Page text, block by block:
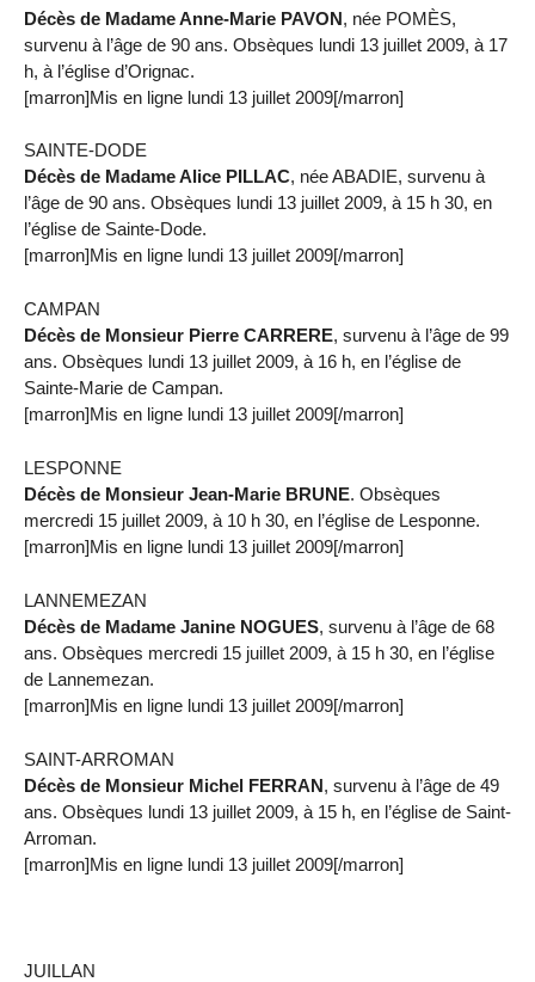
Décès de Madame Anne-Marie PAVON, née POMÈS,
survenu à l’âge de 90 ans. Obsèques lundi 13 juillet 2009, à 17
h, à l’église d’Orignac.
[marron]Mis en ligne lundi 13 juillet 2009[/marron]
SAINTE-DODE
Décès de Madame Alice PILLAC, née ABADIE, survenu à
l’âge de 90 ans. Obsèques lundi 13 juillet 2009, à 15 h 30, en
l’église de Sainte-Dode.
[marron]Mis en ligne lundi 13 juillet 2009[/marron]
CAMPAN
Décès de Monsieur Pierre CARRERE, survenu à l’âge de 99
ans. Obsèques lundi 13 juillet 2009, à 16 h, en l’église de
Sainte-Marie de Campan.
[marron]Mis en ligne lundi 13 juillet 2009[/marron]
LESPONNE
Décès de Monsieur Jean-Marie BRUNE. Obsèques
mercredi 15 juillet 2009, à 10 h 30, en l’église de Lesponne.
[marron]Mis en ligne lundi 13 juillet 2009[/marron]
LANNEMEZAN
Décès de Madame Janine NOGUES, survenu à l’âge de 68
ans. Obsèques mercredi 15 juillet 2009, à 15 h 30, en l’église
de Lannemezan.
[marron]Mis en ligne lundi 13 juillet 2009[/marron]
SAINT-ARROMAN
Décès de Monsieur Michel FERRAN, survenu à l’âge de 49
ans. Obsèques lundi 13 juillet 2009, à 15 h, en l’église de Saint-
Arroman.
[marron]Mis en ligne lundi 13 juillet 2009[/marron]
JUILLAN